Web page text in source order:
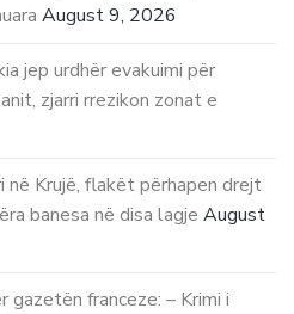
August 9, 2026
jep urdhër evakuimi për
zjarri rrezikon zonat e
në Krujë, flakët përhapen drejt
banesa në disa lagje August
gazetën franceze: – Krimi i